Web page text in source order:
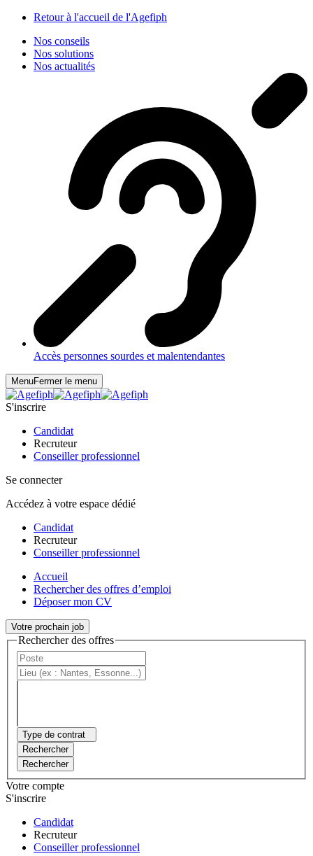
Retour à l'accueil de l'Agefiph
Nos conseils
Nos solutions
Nos actualités
Accès personnes sourdes et malentendantes
MenuFermer le menu
S'inscrire
Candidat
Recruteur
Conseiller professionnel
Se connecter
Accédez à votre espace dédié
Candidat
Recruteur
Conseiller professionnel
Accueil
Rechercher des offres d’emploi
Déposer mon CV
Votre prochain job
Rechercher des offres
Type de contrat
Rechercher
Rechercher
Votre compte
S'inscrire
Candidat
Recruteur
Conseiller professionnel